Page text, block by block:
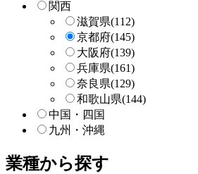
関西
滋賀県(112)
京都府(145)
大阪府(139)
兵庫県(161)
奈良県(129)
和歌山県(144)
中国・四国
九州・沖縄
業種から探す